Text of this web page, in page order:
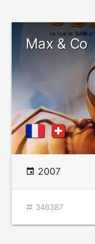
Max & Co
2007
346387